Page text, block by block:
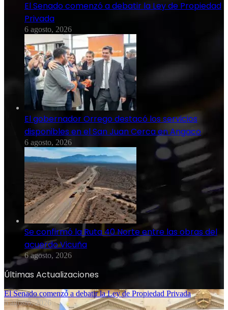
El Senado comenzó a debatir la Ley de Propiedad
Privada
6 agosto, 2026
El gobernador Orrego destacó los servicios
disponibles en el San Juan Cerca en Angaco
6 agosto, 2026
Se confirmó la Ruta 40 Norte entre las obras del
acuerdo Vicuña
6 agosto, 2026
Últimas Actualizaciones
El Senado comenzó a debatir la Ley de Propiedad Privada
6 agosto, 2026